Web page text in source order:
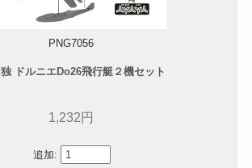
PNG7056
独 ドルニエDo26飛行艇２機セット
1,232円
追加: